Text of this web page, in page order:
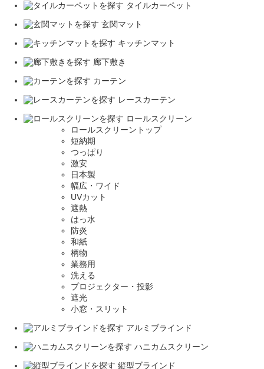
タイルカーペット
玄関マット
キッチンマット
廊下敷き
カーテン
レースカーテン
ロールスクリーン
ロールスクリーントップ
短納期
つっぱり
激安
日本製
幅広・ワイド
UVカット
遮熱
はっ水
防炎
和紙
柄物
業務用
洗える
プロジェクター・投影
遮光
小窓・スリット
アルミブラインド
ハニカムスクリーン
縦型ブラインド